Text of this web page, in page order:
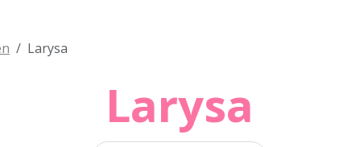
Larysa
Larysa